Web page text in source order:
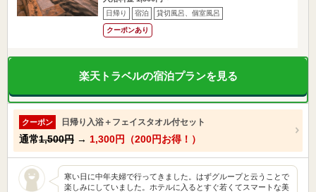
日帰り 宿泊 貸切風呂、個室風呂
クーポンあり
楽天トラベルの宿泊プランを見る
クーポン 日帰り入浴＋フェイスタオル付セット
通常1,500円 → 1,300円（200円お得！）
寒い日に中年夫婦で行ってきました。はずグループと云うことで
楽しみにしていました。ホテルに入るとすぐ若くてスマートな美